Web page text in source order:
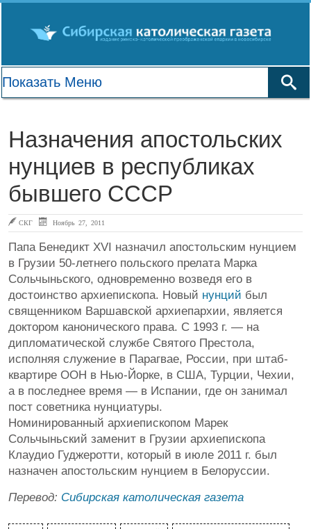
Назначения апостольских
нунциев в республиках
бывшего СССР
СКГ Ноябрь 27, 2011
Папа Бенедикт XVI назначил апостольским нунцием
в Грузии 50-летнего польского прелата Марка
Сольчыньского, одновременно возведя его в
достоинство архиепископа. Новый нунций был
священником Варшавской архиепархии, является
доктором канонического права. С 1993 г. — на
дипломатической службе Святого Престола,
исполняя служение в Парагвае, России, при штаб-
квартире ООН в Нью-Йорке, в США, Турции, Чехии,
а в последнее время — в Испании, где он занимал
пост советника нунциатуры.
Номинированный архиепископом Марек
Сольчыньский заменит в Грузии архиепископа
Клаудио Гуджеротти, который в июле 2011 г. был
назначен апостольским нунцием в Белоруссии.
Перевод: Сибирская католическая газета